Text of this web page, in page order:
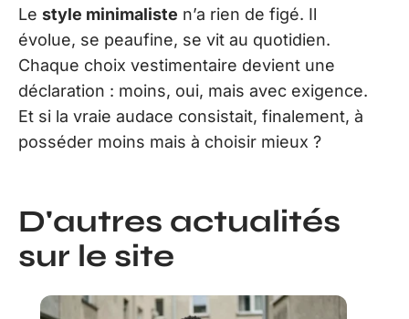
Le style minimaliste n’a rien de figé. Il
évolue, se peaufine, se vit au quotidien.
Chaque choix vestimentaire devient une
déclaration : moins, oui, mais avec exigence.
Et si la vraie audace consistait, finalement, à
posséder moins mais à choisir mieux ?
D'autres actualités
sur le site